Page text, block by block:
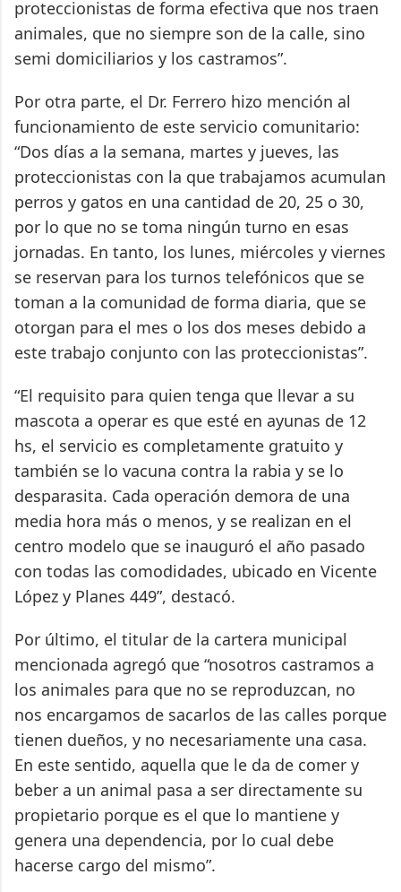
proteccionistas de forma efectiva que nos traen
animales, que no siempre son de la calle, sino
semi domiciliarios y los castramos”.
Por otra parte, el Dr. Ferrero hizo mención al
funcionamiento de este servicio comunitario:
“Dos días a la semana, martes y jueves, las
proteccionistas con la que trabajamos acumulan
perros y gatos en una cantidad de 20, 25 o 30,
por lo que no se toma ningún turno en esas
jornadas. En tanto, los lunes, miércoles y viernes
se reservan para los turnos telefónicos que se
toman a la comunidad de forma diaria, que se
otorgan para el mes o los dos meses debido a
este trabajo conjunto con las proteccionistas”.
“El requisito para quien tenga que llevar a su
mascota a operar es que esté en ayunas de 12
hs, el servicio es completamente gratuito y
también se lo vacuna contra la rabia y se lo
desparasita. Cada operación demora de una
media hora más o menos, y se realizan en el
centro modelo que se inauguró el año pasado
con todas las comodidades, ubicado en Vicente
López y Planes 449”, destacó.
Por último, el titular de la cartera municipal
mencionada agregó que “nosotros castramos a
los animales para que no se reproduzcan, no
nos encargamos de sacarlos de las calles porque
tienen dueños, y no necesariamente una casa.
En este sentido, aquella que le da de comer y
beber a un animal pasa a ser directamente su
propietario porque es el que lo mantiene y
genera una dependencia, por lo cual debe
hacerse cargo del mismo”.